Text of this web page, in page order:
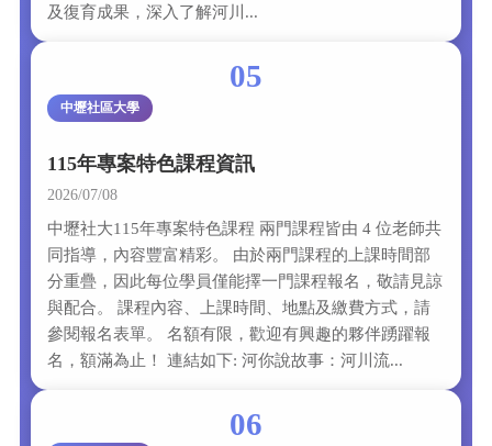
及復育成果，深入了解河川...
05
中壢社區大學
115年專案特色課程資訊
2026/07/08
中壢社大115年專案特色課程 兩門課程皆由 4 位老師共
同指導，內容豐富精彩。 由於兩門課程的上課時間部
分重疊，因此每位學員僅能擇一門課程報名，敬請見諒
與配合。 課程內容、上課時間、地點及繳費方式，請
參閱報名表單。 名額有限，歡迎有興趣的夥伴踴躍報
名，額滿為止！ 連結如下: 河你說故事：河川流...
06